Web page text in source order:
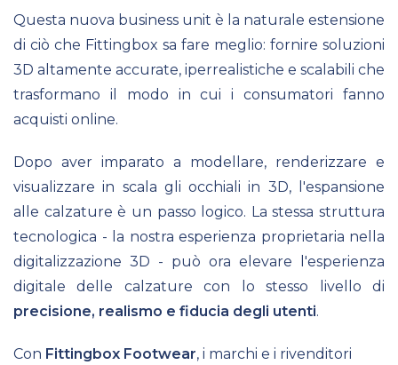
Questa nuova business unit è la naturale estensione
di ciò che Fittingbox sa fare meglio: fornire soluzioni
3D altamente accurate, iperrealistiche e scalabili che
trasformano il modo in cui i consumatori fanno
acquisti online.
Dopo aver imparato a modellare, renderizzare e
visualizzare in scala gli occhiali in 3D, l'espansione
alle calzature è un passo logico. La stessa struttura
tecnologica - la nostra esperienza proprietaria nella
digitalizzazione 3D - può ora elevare l'esperienza
digitale delle calzature con lo stesso livello di
precisione, realismo e fiducia degli utenti.
Con Fittingbox Footwear, i marchi e i rivenditori